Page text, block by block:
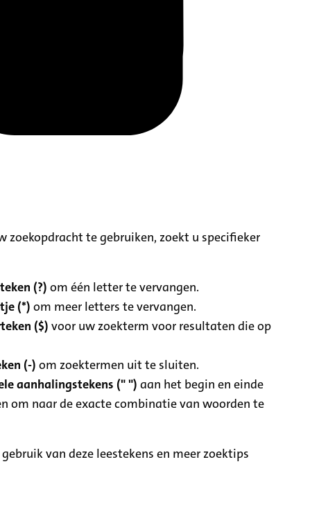
zoekopdracht te gebruiken, zoekt u specifieker
(?) om één letter te vervangen.
(*) om meer letters te vervangen.
($) voor uw zoekterm voor resultaten die op
(-) om zoektermen uit te sluiten.
aanhalingstekens (" ") aan het begin en einde
om naar de exacte combinatie van woorden te
van deze leestekens en meer zoektips